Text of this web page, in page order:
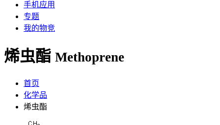
手机应用
专题
我的物竞
烯虫酯 Methoprene
首页
化学品
烯虫酯